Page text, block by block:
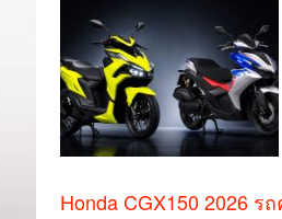
Honda CGX150 2026 ร